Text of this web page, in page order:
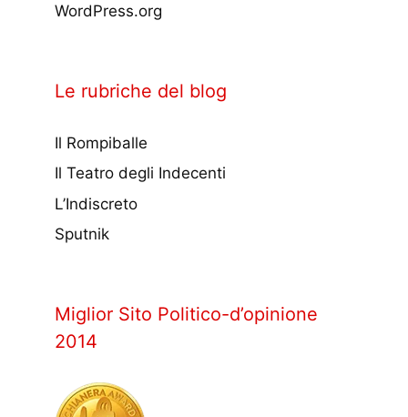
WordPress.org
Le rubriche del blog
Il Rompiballe
Il Teatro degli Indecenti
L’Indiscreto
Sputnik
Miglior Sito Politico-d’opinione
2014